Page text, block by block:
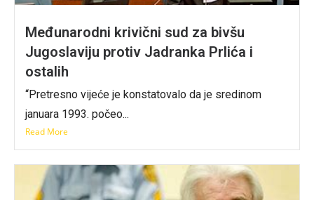
Međunarodni krivični sud za bivšu
Jugoslaviju protiv Jadranka Prlića i
ostalih
“Pretresno vijeće je konstatovalo da je sredinom
januara 1993. počeo...
Read More